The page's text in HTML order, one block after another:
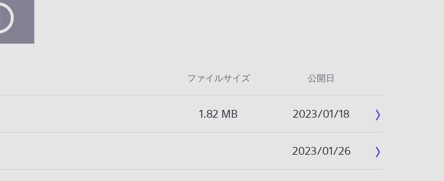
ファイルサイズ 公開日
1.82 MB 2023/01/18
2023/01/26